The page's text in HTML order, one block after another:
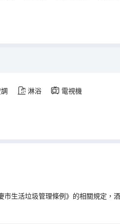
淋浴 電視機
生活垃圾管理條例》的相關規定，